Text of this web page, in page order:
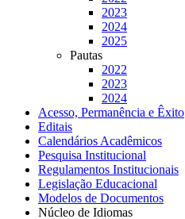
2023
2024
2025
Pautas
2022
2023
2024
Acesso, Permanência e Êxito
Editais
Calendários Acadêmicos
Pesquisa Institucional
Regulamentos Institucionais
Legislação Educacional
Modelos de Documentos
Núcleo de Idiomas